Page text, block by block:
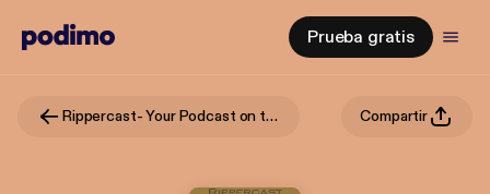
Prueba gratis
Rippercast- Your Podcast on the Jack the Ripper murders Compartir